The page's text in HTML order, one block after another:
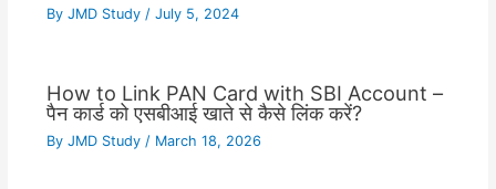
By JMD Study / July 5, 2024
How to Link PAN Card with SBI Account –
पैन कार्ड को एसबीआई खाते से कैसे लिंक करें?
By JMD Study / March 18, 2026